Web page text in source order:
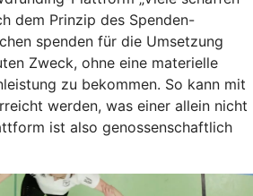
dem Prinzip des Spenden-
spenden für die Umsetzung
Zweck, ohne eine materielle
zu bekommen. So kann mit
werden, was einer allein nicht
ist also genossenschaftlich